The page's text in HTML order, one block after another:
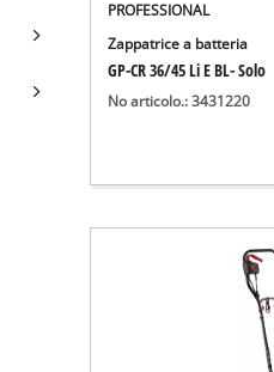
PROFESSIONAL
Zappatrice a batteria
GP-CR 36/45 Li E BL- Solo
No articolo.: 3431220